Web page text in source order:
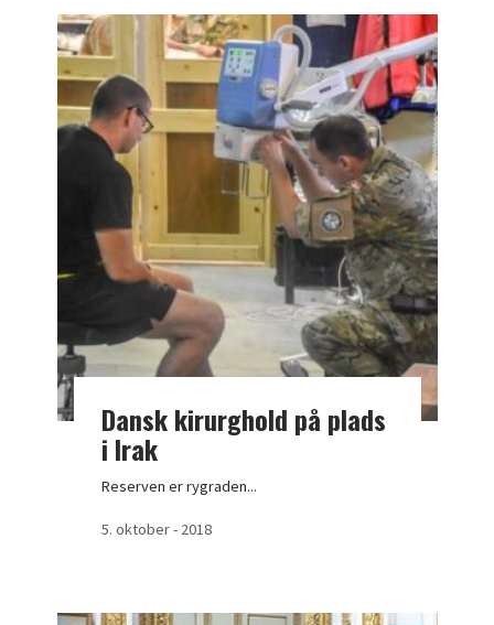
Dansk kirurghold på plads
i Irak
Reserven er rygraden...
5. oktober - 2018